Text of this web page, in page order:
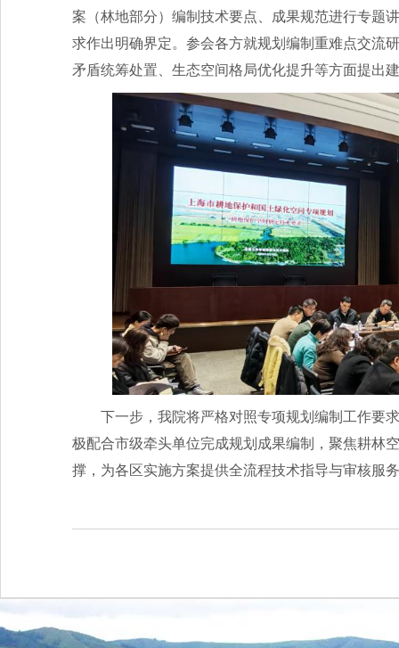
案（林地部分）编制技术要点、成果规范进行专题
求作出明确界定。参会各方就规划编制重难点交流
矛盾统筹处置、生态空间格局优化提升等方面提出
下一步，我院将严格对照专项规划编制工作要
极配合市级牵头单位完成规划成果编制，聚焦耕林
撑，为各区实施方案提供全流程技术指导与审核服